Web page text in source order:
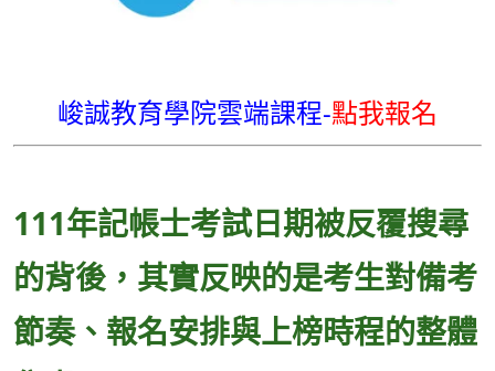
峻誠教育學院雲端課程-點我報名
111年記帳士考試日期被反覆搜尋
的背後，其實反映的是考生對備考
節奏、報名安排與上榜時程的整體